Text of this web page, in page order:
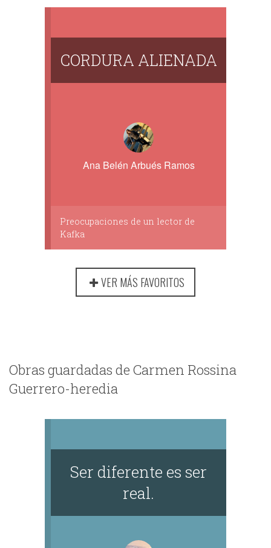
CORDURA ALIENADA
Ana Belén Arbués Ramos
Preocupaciones de un lector de
Kafka
VER MÁS FAVORITOS
Obras guardadas de Carmen Rossina
Guerrero-heredia
Ser diferente es ser
real.